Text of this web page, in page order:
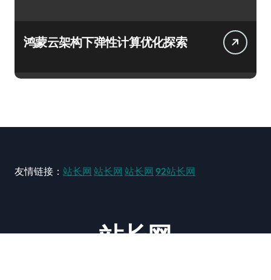
鸿蒙云架构下弹性计算优化探索
友情链接： 站长网 站长网 站长网 92站长网
站长网